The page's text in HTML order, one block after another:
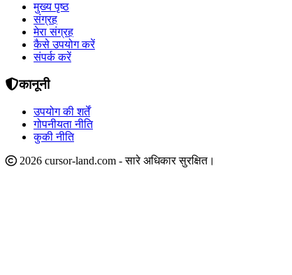
मुख्य पृष्ठ
संग्रह
मेरा संग्रह
कैसे उपयोग करें
संपर्क करें
कानूनी
उपयोग की शर्तें
गोपनीयता नीति
कुकी नीति
2026 cursor-land.com - सारे अधिकार सुरक्षित।